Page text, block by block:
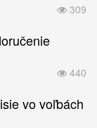
309
440
vo voľbách